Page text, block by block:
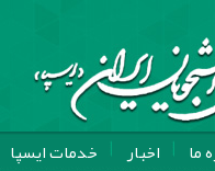
ما اخبار خدمات ایسپا